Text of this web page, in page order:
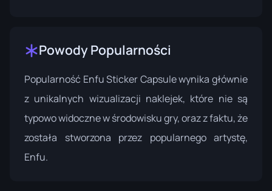
Powody Popularności
Popularność Enfu Sticker Capsule wynika głównie
z unikalnych wizualizacji naklejek, które nie są
typowo widoczne w środowisku gry, oraz z faktu, że
została stworzona przez popularnego artystę,
Enfu.